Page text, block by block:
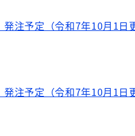
注予定（令和7年10月1日
注予定（令和7年10月1日